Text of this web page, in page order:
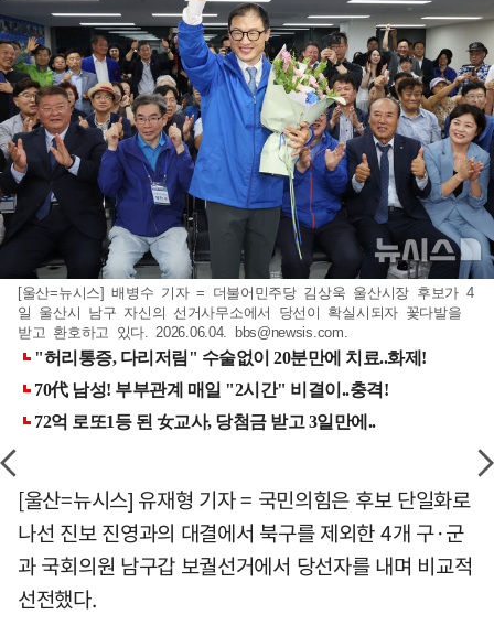
[울산=뉴시스] 배병수 기자 = 더불어민주당 김상욱 울산시장 후보가 4
일 울산시 남구 자신의 선거사무소에서 당선이 확실시되자 꽃다발을
받고 환호하고 있다. 2026.06.04. bbs@newsis.com
[울산=뉴시스] 유재형 기자 = 국민의힘은 후보 단일화로
나선 진보 진영과의 대결에서 북구를 제외한 4개 구·군
과 국회의원 남구갑 보궐선거에서 당선자를 내며 비교적
선전했다.